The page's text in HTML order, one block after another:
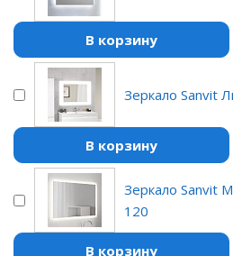
В корзину
Зеркало Sanvit
В корзину
Зеркало Sanvit
120
В корзину